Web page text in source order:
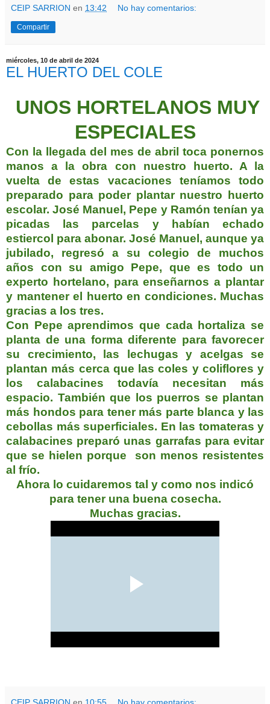
CEIP SARRION en 13:42 No hay comentarios:
Compartir
miércoles, 10 de abril de 2024
EL HUERTO DEL COLE
UNOS HORTELANOS MUY
ESPECIALES
Con la llegada del mes de abril toca ponernos
manos a la obra con nuestro huerto. A la
vuelta de estas vacaciones teníamos todo
preparado para poder plantar nuestro huerto
escolar. José Manuel, Pepe y Ramón tenían ya
picadas las parcelas y habían echado
estiercol para abonar. José Manuel, aunque ya
jubilado, regresó a su colegio de muchos
años con su amigo Pepe, que es todo un
experto hortelano, para enseñarnos a plantar
y mantener el huerto en condiciones. Muchas
gracias a los tres.
Con Pepe aprendimos que cada hortaliza se
planta de una forma diferente para favorecer
su crecimiento, las lechugas y acelgas se
plantan más cerca que las coles y coliflores y
los calabacines todavía necesitan más
espacio. También que los puerros se plantan
más hondos para tener más parte blanca y las
cebollas más superficiales. En las tomateras y
calabacines preparó unas garrafas para evitar
que se hielen porque son menos resistentes
al frío.
Ahora lo cuidaremos tal y como nos indicó
para tener una buena cosecha.
Muchas gracias.
CEIP SARRION en 10:55 No hay comentarios: